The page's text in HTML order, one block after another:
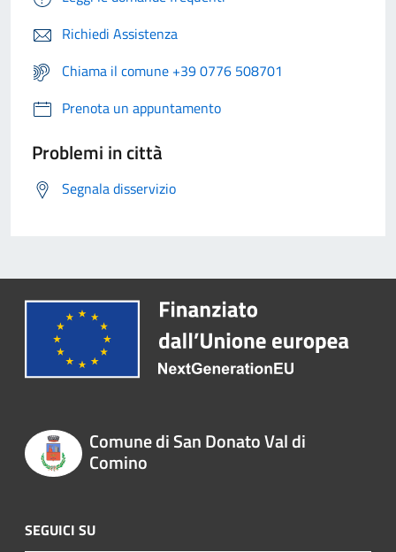
Richiedi Assistenza
Chiama il comune +39 0776 508701
Prenota un appuntamento
Problemi in città
Segnala disservizio
Comune di San Donato Val di
Comino
SEGUICI SU